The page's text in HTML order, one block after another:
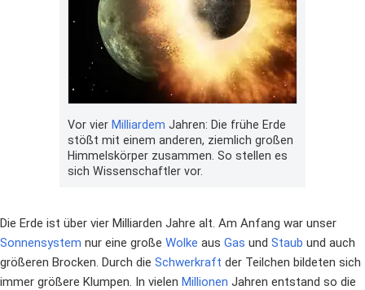
Vor vier Milliardem Jahren: Die frühe Erde
stößt mit einem anderen, ziemlich großen
Himmelskörper zusammen. So stellen es
sich Wissenschaftler vor.
Die Erde ist über vier Milliarden Jahre alt. Am Anfang war unser
Sonnensystem nur eine große Wolke aus Gas und Staub und auch
größeren Brocken. Durch die Schwerkraft der Teilchen bildeten sich
immer größere Klumpen. In vielen Millionen Jahren entstand so die